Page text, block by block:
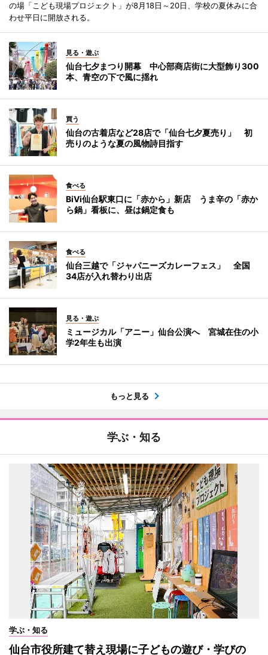
の場「こども現場プロジェクト」が8月18日～20日、学校の夏休みに合
わせ平日に開放される。
見る・遊ぶ
仙台七夕まつり開幕 中心部商店街に大型飾り300
本、青空の下で風に揺れ
買う
仙台の古着店など28店で「仙台七夕夏売り」 初
売りのような夏の風物詩目指す
食べる
BiVi仙台駅東口に「赤から」新店 うま辛の「赤か
ら鍋」看板に、昼は鍋定食も
食べる
仙台三越で「ジャパニーズカレーフェス」 全国
34店が入れ替わり出店
見る・遊ぶ
ミュージカル「アニー」仙台公演へ 宮城在住の小
学2年生も出演
もっと見る
学ぶ・知る
学ぶ・知る
仙台市役所建て替え現場に子どもの遊び・学びの